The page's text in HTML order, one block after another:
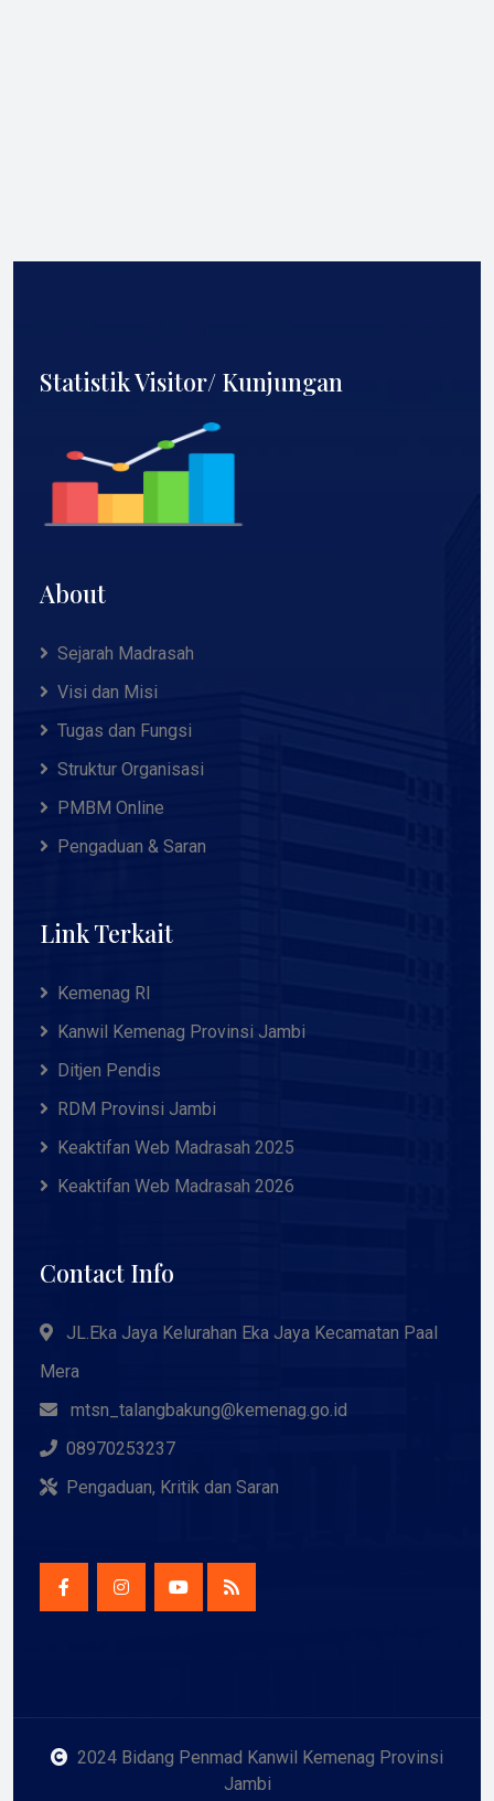
Statistik Visitor/ Kunjungan
About
Sejarah Madrasah
Visi dan Misi
Tugas dan Fungsi
Struktur Organisasi
PMBM Online
Pengaduan & Saran
Link Terkait
Kemenag RI
Kanwil Kemenag Provinsi Jambi
Ditjen Pendis
RDM Provinsi Jambi
Keaktifan Web Madrasah 2025
Keaktifan Web Madrasah 2026
Contact Info
JL.Eka Jaya Kelurahan Eka Jaya Kecamatan Paal
Mera
mtsn_talangbakung@kemenag.go.id
08970253237
Pengaduan, Kritik dan Saran
2024 Bidang Penmad Kanwil Kemenag Provinsi
Jambi